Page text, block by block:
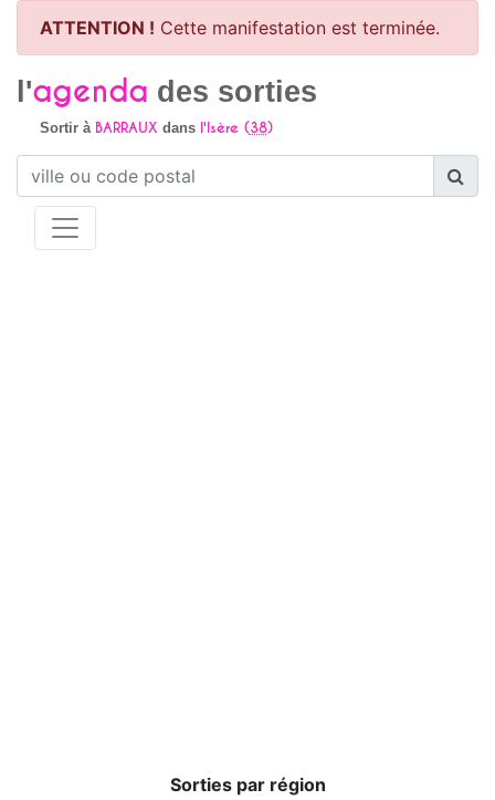
ATTENTION ! Cette manifestation est terminée.
l'agenda des sorties
Sortir à BARRAUX dans l'Isère (38)
Sorties par région